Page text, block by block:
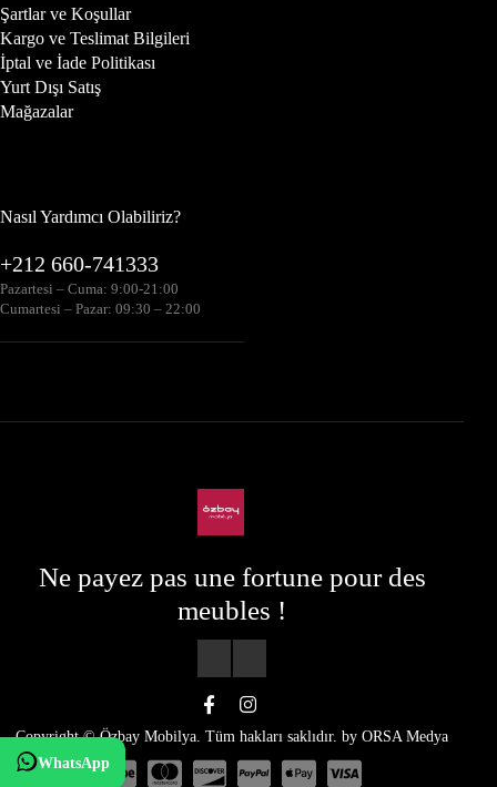
Şartlar ve Koşullar
Kargo ve Teslimat Bilgileri
İptal ve İade Politikası
Yurt Dışı Satış
Mağazalar
Nasıl Yardımcı Olabiliriz?
+212 660-741333
Pazartesi – Cuma: 9:00-21:00
Cumartesi – Pazar: 09:30 – 22:00
Ne payez pas une fortune pour des
meubles !
Copyright © Özbay Mobilya. Tüm hakları saklıdır. by ORSA Medya
WhatsApp